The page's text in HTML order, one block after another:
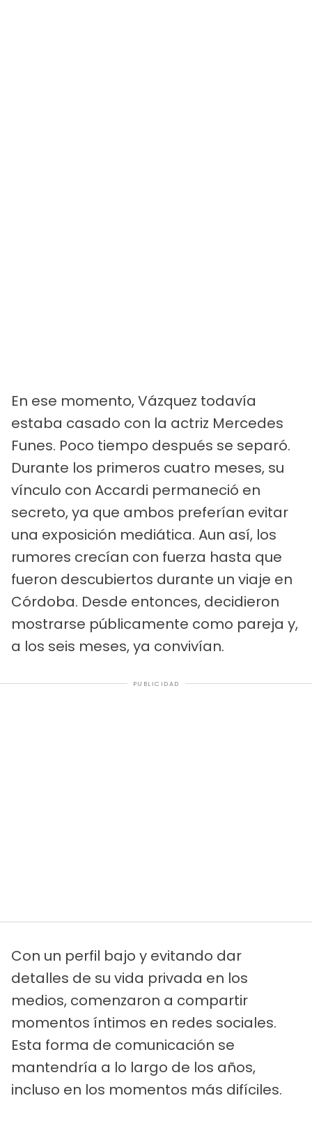
En ese momento, Vázquez todavía
estaba casado con la actriz Mercedes
Funes. Poco tiempo después se separó.
Durante los primeros cuatro meses, su
vínculo con Accardi permaneció en
secreto, ya que ambos preferían evitar
una exposición mediática. Aun así, los
rumores crecían con fuerza hasta que
fueron descubiertos durante un viaje en
Córdoba. Desde entonces, decidieron
mostrarse públicamente como pareja y,
a los seis meses, ya convivían.
PUBLICIDAD
Con un perfil bajo y evitando dar
detalles de su vida privada en los
medios, comenzaron a compartir
momentos íntimos en redes sociales.
Esta forma de comunicación se
mantendría a lo largo de los años,
incluso en los momentos más difíciles.